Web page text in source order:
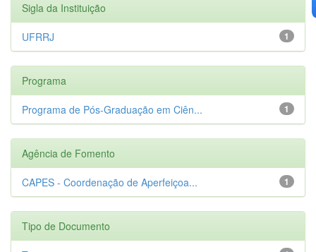
Sigla da Instituição
1
UFRRJ
Programa
1
Programa de Pós-Graduação em Ciên...
Agência de Fomento
1
CAPES - Coordenação de Aperfeiçoa...
Tipo de Documento